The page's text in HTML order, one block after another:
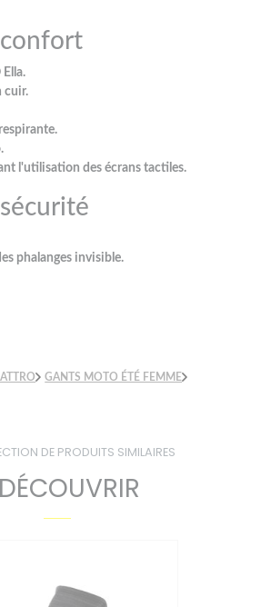
Ella.
cuir.
l'utilisation des écrans tactiles.
phalanges invisible.
GANTS MOTO ÉTÉ FEMME
DE PRODUITS SIMILAIRES